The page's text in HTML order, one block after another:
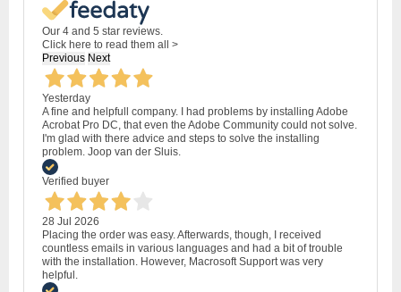
Our 4 and 5 star reviews.
Click here to read them all >
Previous Next
Yesterday
A fine and helpfull company. I had problems by installing Adobe
Acrobat Pro DC, that even the Adobe Community could not solve.
I'm glad with there advice and steps to solve the installing
problem. Joop van der Sluis.
Verified buyer
28 Jul 2026
Placing the order was easy. Afterwards, though, I received
countless emails in various languages and had a bit of trouble
with the installation. However, Macrosoft Support was very
helpful.